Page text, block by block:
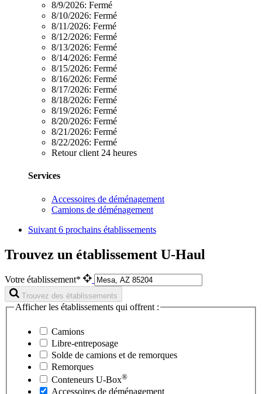
8/9/2026: Fermé
8/10/2026: Fermé
8/11/2026: Fermé
8/12/2026: Fermé
8/13/2026: Fermé
8/14/2026: Fermé
8/15/2026: Fermé
8/16/2026: Fermé
8/17/2026: Fermé
8/18/2026: Fermé
8/19/2026: Fermé
8/20/2026: Fermé
8/21/2026: Fermé
8/22/2026: Fermé
Retour client 24 heures
Services
Accessoires de déménagement
Camions de déménagement
Suivant 6 prochains établissements
Trouvez un établissement U-Haul
Votre établissement*
Trouvez des établissements
Afficher les établissements qui offrent :
Camions
Libre-entreposage
Solde de camions et de remorques
Remorques
Conteneurs U-Box®
Accessoires de déménagement